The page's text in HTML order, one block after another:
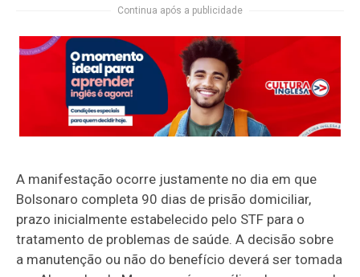
Continua após a publicidade
A manifestação ocorre justamente no dia em que
Bolsonaro completa 90 dias de prisão domiciliar,
prazo inicialmente estabelecido pelo STF para o
tratamento de problemas de saúde. A decisão sobre
a manutenção ou não do benefício deverá ser tomada